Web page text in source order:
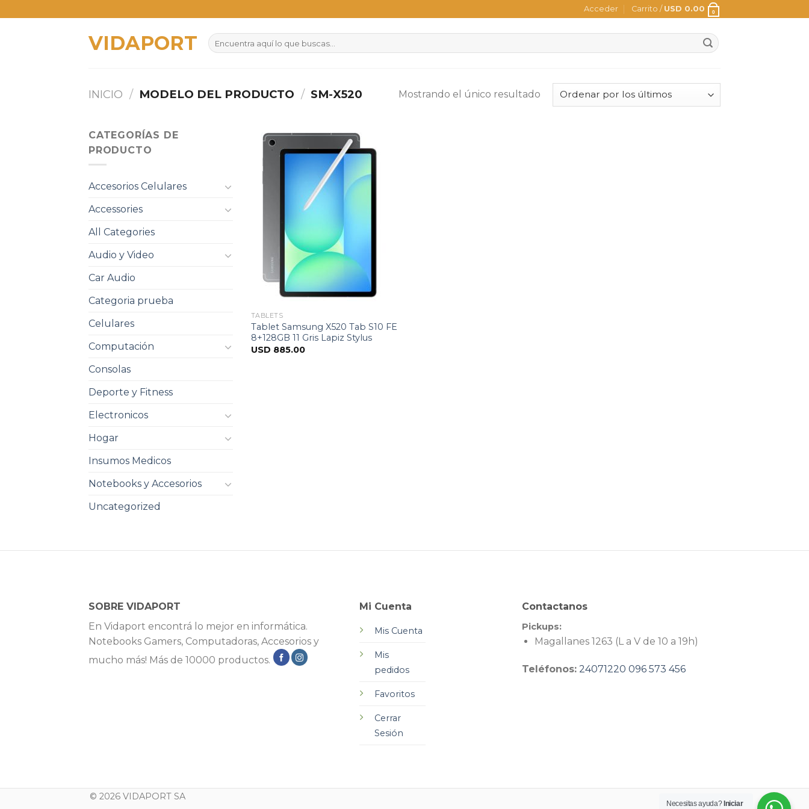
to
Acceder Carrito / USD 0.00 0
VIDAPORT
Buscar
por:
INICIO / MODELO DEL PRODUCTO / SM-X520 Mostrando el único resultado
CATEGORÍAS DE
PRODUCTO
Accesorios Celulares
Accessories
All Categories
Audio y Video
Car Audio
Categoria prueba
Celulares
Computación
Consolas
Deporte y Fitness
Electronicos
Hogar
Insumos Medicos
Notebooks y Accesorios
Uncategorized
TABLETS
Tablet Samsung X520 Tab S10 FE
8+128GB 11 Gris Lapiz Stylus
USD 885.00
SOBRE VIDAPORT
En Vidaport encontrá lo mejor en informática.
Notebooks Gamers, Computadoras, Accesorios y
mucho más! Más de 10000 productos.
Mi Cuenta
Mis Cuenta
Mis
pedidos
Favoritos
Cerrar
Sesión
Contactanos
Pickups:
Magallanes 1263 (L a V de 10 a 19h)
Teléfonos: 24071220 096 573 456
© 2026 VIDAPORT SA
Necesitas ayuda? Iniciar